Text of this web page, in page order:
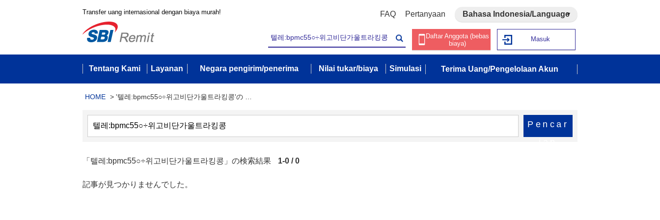
Transfer uang internasional dengan biaya murah! FAQ Pertanyaan Bahasa Indonesia/Language
Daftar Anggota (bebas
biaya)
Masuk
Tentang Kami Layanan Negara pengirim/penerima Nilai tukar/biaya Simulasi Terima Uang/Pengelolaan Akun
HOME > '텔레:bpmc55○÷위고비단가울트라킹콩'の …
Pencar
「텔레:bpmc55○÷위고비단가울트라킹콩」の検索結果 1-0 / 0
記事が見つかりませんでした。